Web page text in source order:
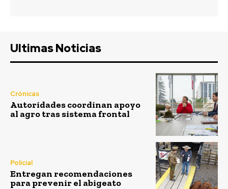
Ultimas Noticias
Crónicas
Autoridades coordinan apoyo
al agro tras sistema frontal
Policial
Entregan recomendaciones
para prevenir el abigeato